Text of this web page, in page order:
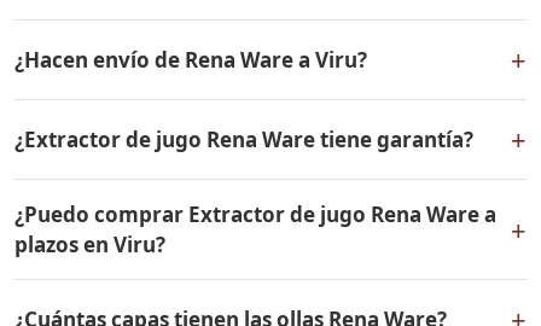
en todo el Perú. Contáctame por WhatsApp para
conocer el precio actual, promociones disponibles y
facilidades de pago en cuotas desde el 10% de inicial.
¿Hacen envío de Rena Ware a Viru? +
Ware a Viru, La Libertad y a todo el Perú. El pago es
contra entrega.
¿Extractor de jugo Rena Ware tiene garantía? +
vida contra defectos de fabricación. Todos los
productos Rena Ware están fabricados en acero
inoxidable quirúrgico 18/10 de la más alta calidad.
¿Puedo comprar Extractor de jugo Rena Ware a
plazos en Viru?
+
¿Cuántas capas tienen las ollas Rena Ware? +